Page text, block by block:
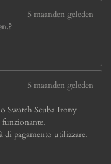
5 maanden geleden
5 maanden geleden
Swatch Scuba Irony
funzionante.
di pagamento utilizzare.